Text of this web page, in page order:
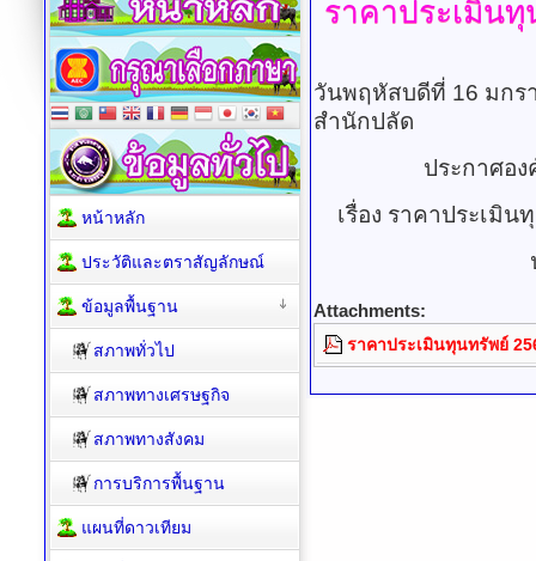
ราคาประเมิน
วันพฤหัสบดีที่ 16 มกร
สำนักปลัด
ประกาศอ
เรื่อง ราคาประเมิ
Attachments:
ราคาประเมินทุนทรัพย์
หน้าหลัก
ประวัติและตราสัญลักษณ์
ข้อมูลพื้นฐาน
สภาพทั่วไป
สภาพทางเศรษฐกิจ
สภาพทางสังคม
การบริการพื้นฐาน
แผนที่ดาวเทียม